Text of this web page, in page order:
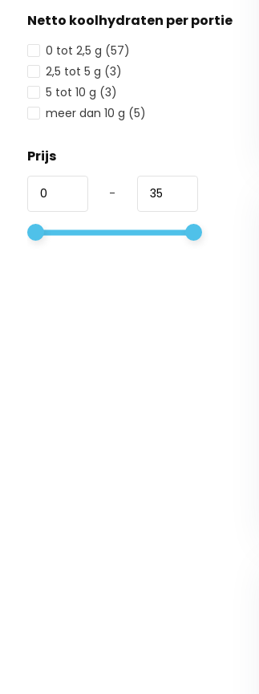
Netto koolhydraten per portie
0 tot 2,5 g (57)
2,5 tot 5 g (3)
5 tot 10 g (3)
meer dan 10 g (5)
Prijs
-